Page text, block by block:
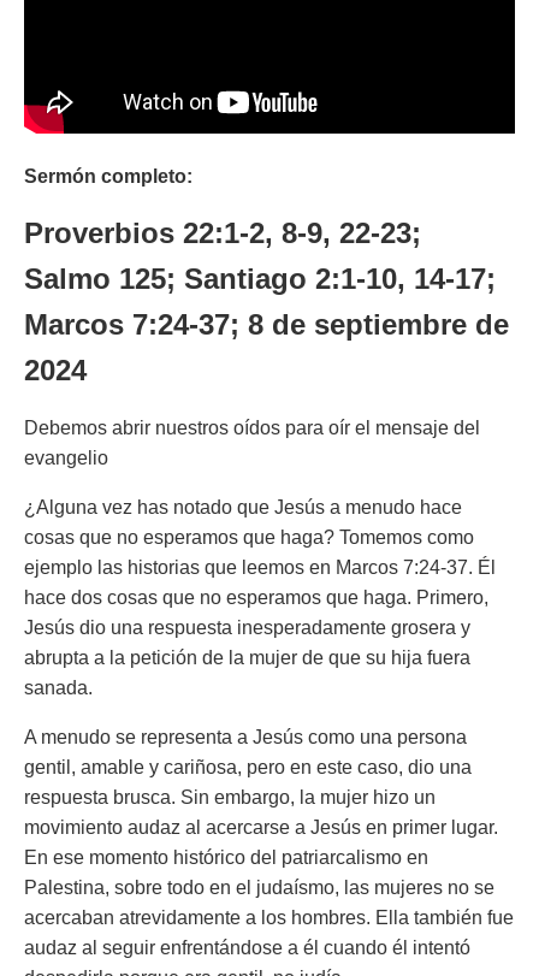
Sermón completo:
Proverbios 22:1-2, 8-9, 22-23;
Salmo 125; Santiago 2:1-10, 14-17;
Marcos 7:24-37; 8 de septiembre de
2024
Debemos abrir nuestros oídos para oír el mensaje del
evangelio
¿Alguna vez has notado que Jesús a menudo hace
cosas que no esperamos que haga? Tomemos como
ejemplo las historias que leemos en Marcos 7:24-37. Él
hace dos cosas que no esperamos que haga. Primero,
Jesús dio una respuesta inesperadamente grosera y
abrupta a la petición de la mujer de que su hija fuera
sanada.
A menudo se representa a Jesús como una persona
gentil, amable y cariñosa, pero en este caso, dio una
respuesta brusca. Sin embargo, la mujer hizo un
movimiento audaz al acercarse a Jesús en primer lugar.
En ese momento histórico del patriarcalismo en
Palestina, sobre todo en el judaísmo, las mujeres no se
acercaban atrevidamente a los hombres. Ella también fue
audaz al seguir enfrentándose a él cuando él intentó